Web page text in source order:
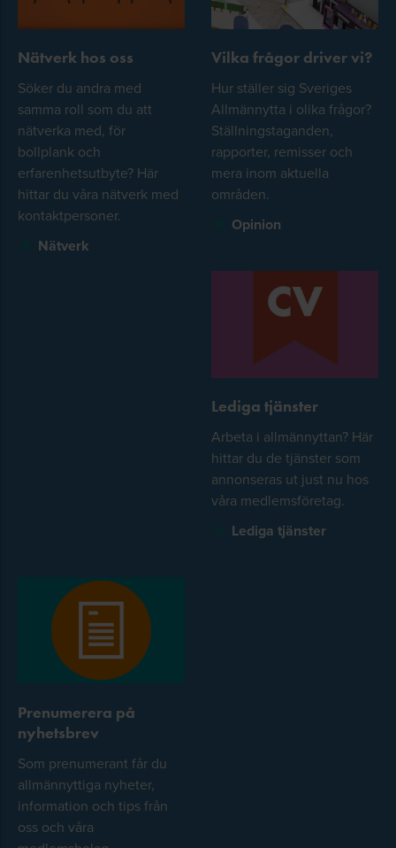
Nätverk hos oss
Söker du andra med
samma roll som du att
nätverka med, för
bollplank och
erfarenhetsutbyte? Här
hittar du våra nätverk med
kontaktpersoner.
Nätverk
Vilka frågor driver vi?
Hur ställer sig Sveriges
Allmännytta i olika frågor?
Ställningstaganden,
rapporter, remisser och
mera inom aktuella
områden.
Opinion
Lediga tjänster
Arbeta i allmännyttan? Här
hittar du de tjänster som
annonseras ut just nu hos
våra medlemsföretag.
Lediga tjänster
Prenumerera på
nyhetsbrev
Som prenumerant får du
allmännyttiga nyheter,
information och tips från
oss och våra